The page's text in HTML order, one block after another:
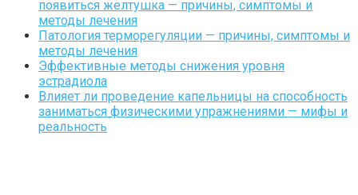
появиться желтушка — причины, симптомы и
методы лечения
Патология терморегуляции — причины, симптомы и
методы лечения
Эффективные методы снижения уровня
эстрадиола
Влияет ли проведение капельницы на способность
заниматься физическими упражнениями — мифы и
реальность